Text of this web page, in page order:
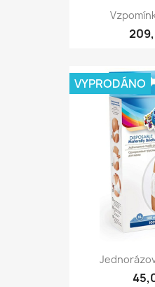
VYPRODÁNO